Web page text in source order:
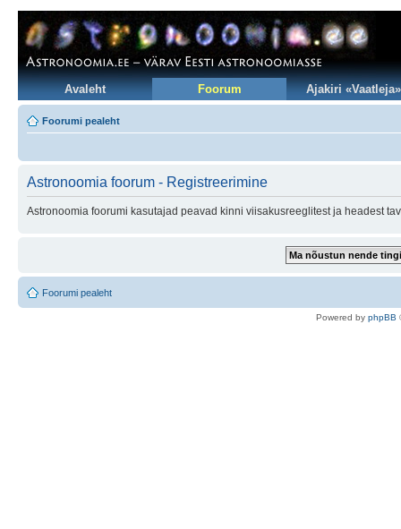
Avaleht Foorum Ajakiri «Vaatleja»
Foorumi pealeht
Astronoomia foorum - Registreerimine
Astronoomia foorumi kasutajad peavad kinni viisakusreeglitest ja headest
Foorumi pealeht
Powered by phpBB